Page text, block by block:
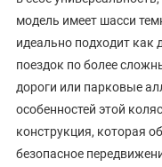
модель имеет шасси
идеально подходит как
поездок по более
дороги или парковые
особенностей этой
конструкция, которая
безопасное